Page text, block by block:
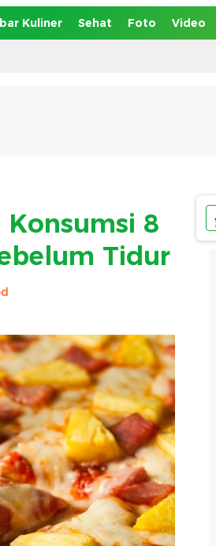
Kuliner Sehat Foto Video
Konsumsi 8
Tidur